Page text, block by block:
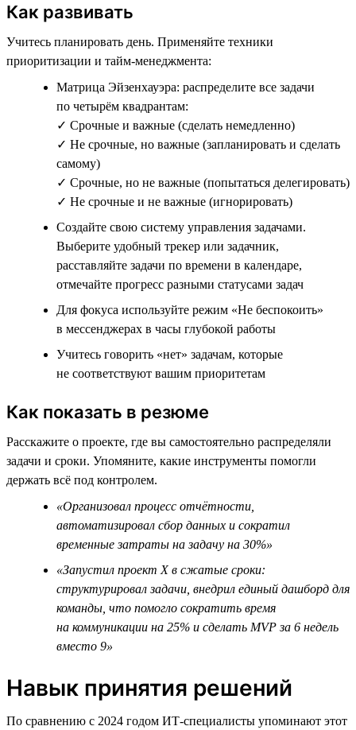
Как развивать
Учитесь планировать день. Применяйте техники
приоритизации и тайм-менеджмента:
Матрица Эйзенхауэра: распределите все задачи
по четырём квадрантам:
✓ Срочные и важные (сделать немедленно)
✓ Не срочные, но важные (запланировать и сделать
самому)
✓ Срочные, но не важные (попытаться делегировать)
✓ Не срочные и не важные (игнорировать)
Создайте свою систему управления задачами.
Выберите удобный трекер или задачник,
расставляйте задачи по времени в календаре,
отмечайте прогресс разными статусами задач
Для фокуса используйте режим «Не беспокоить»
в мессенджерах в часы глубокой работы
Учитесь говорить «нет» задачам, которые
не соответствуют вашим приоритетам
Как показать в резюме
Расскажите о проекте, где вы самостоятельно распределяли
задачи и сроки. Упомяните, какие инструменты помогли
держать всё под контролем.
«Организовал процесс отчётности,
автоматизировал сбор данных и сократил
временные затраты на задачу на 30%»
«Запустил проект Х в сжатые сроки:
структурировал задачи, внедрил единый дашборд для
команды, что помогло сократить время
на коммуникации на 25% и сделать MVP за 6 недель
вместо 9»
Навык принятия решений
По сравнению с 2024 годом ИТ-специалисты упоминают этот